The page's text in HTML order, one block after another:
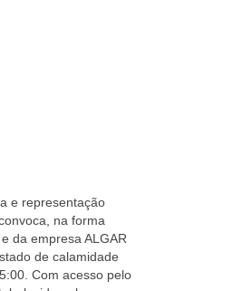
e representação
na forma
da empresa ALGAR
de calamidade
. Com acesso pelo